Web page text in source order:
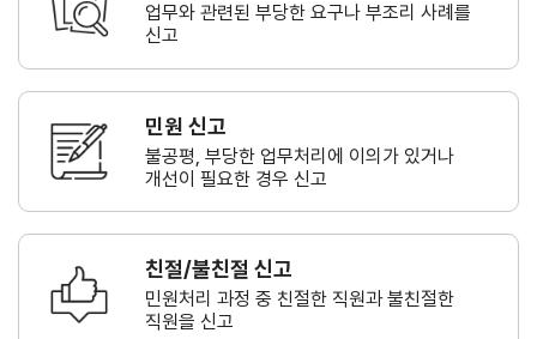
업무와 관련된 부당한 요구나 부조리 사례를
신고
민원 신고
불공평, 부당한 업무처리에 이의가 있거나
개선이 필요한 경우 신고
친절/불친절 신고
민원처리 과정 중 친절한 직원과불친절한
직원을 신고